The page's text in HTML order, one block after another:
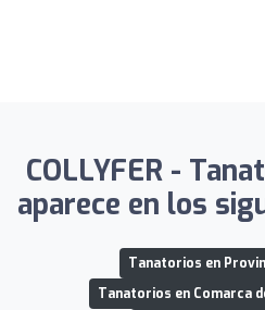
COLLYFER -
aparece en los
Tanatorios en
Tanatorios en Comarca